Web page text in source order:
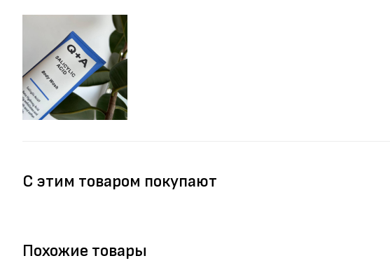
С этим товаром покупают
Похожие товары